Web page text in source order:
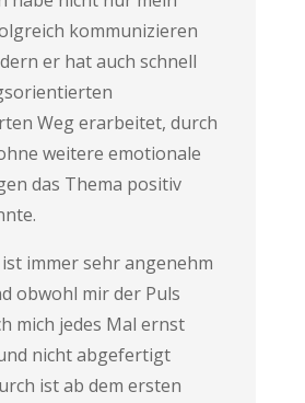
kommunizieren
er hat auch schnell
Weg erarbeitet, durch
weitere emotionale
das Thema positiv
immer sehr angenehm
obwohl mir der Puls
mich jedes Mal ernst
nicht abgefertigt
ist ab dem ersten